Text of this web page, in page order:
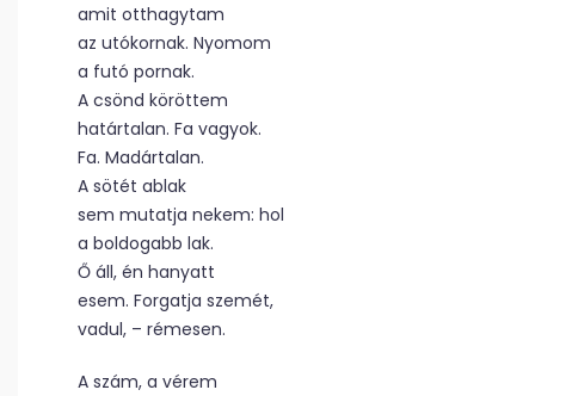
amit otthagytam
az utókornak. Nyomom
a futó pornak.
A csönd köröttem
határtalan. Fa vagyok.
Fa. Madártalan.
A sötét ablak
sem mutatja nekem: hol
a boldogabb lak.
Ő áll, én hanyatt
esem. Forgatja szemét,
vadul, – rémesen.
A szám, a vérem